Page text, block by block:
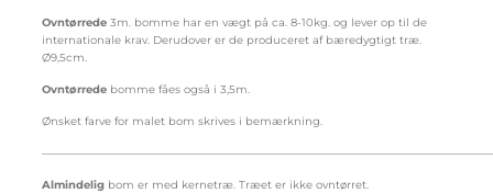
Ovntørrede 3m. bomme har en vægt på ca. 8-10kg. og lever op til de
internationale krav. Derudover er de produceret af bæredygtigt træ.
Ø9,5cm.
Ovntørrede bomme fåes også i 3,5m.
Ønsket farve for malet bom skrives i bemærkning.
Almindelig bom er med kernetræ. Træet er ikke ovntørret.